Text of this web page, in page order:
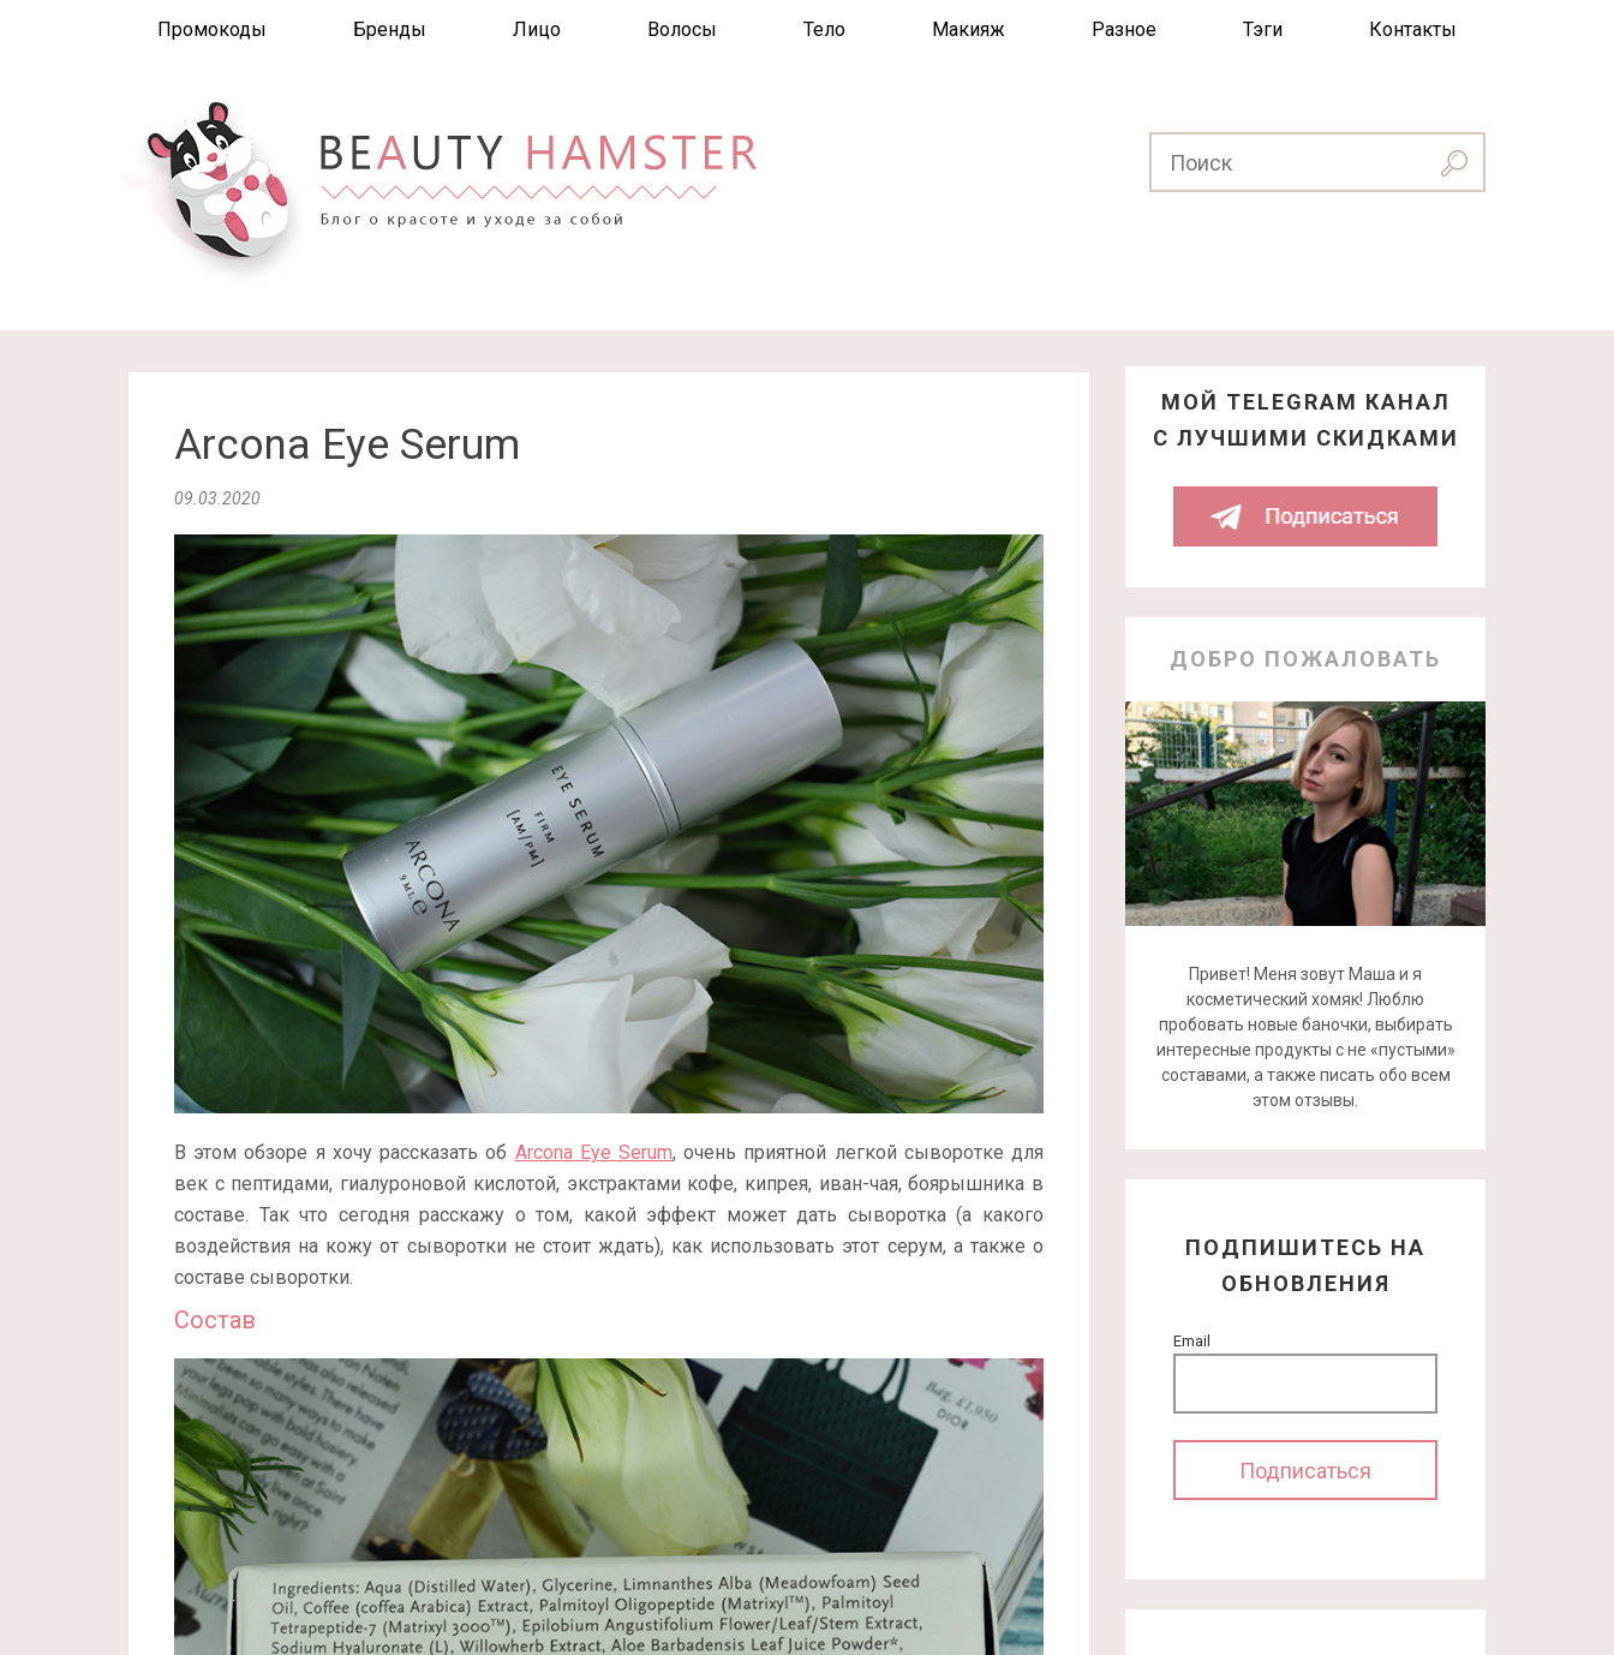
Промокоды Бренды Лицо Волосы Тело Макияж Разное Тэги Контакты
Arcona Eye Serum
09.03.2020
В этом обзоре я хочу рассказать об Arcona Eye Serum, очень приятной легкой сыворотке для
век с пептидами, гиалуроновой кислотой, экстрактами кофе, кипрея, иван-чая, боярышника в
составе. Так что сегодня расскажу о том, какой эффект может дать сыворотка (а какого
воздействия на кожу от сыворотки не стоит ждать), как использовать этот серум, а также о
составе сыворотки.
Состав
МОЙ TELEGRAM КАНАЛ
С ЛУЧШИМИ СКИДКАМИ
ДОБРО ПОЖАЛОВАТЬ
Привет! Меня зовут Маша и я
косметический хомяк! Люблю
пробовать новые баночки, выбирать
интересные продукты с не «пустыми»
составами, а также писать обо всем
этом отзывы.
ПОДПИШИТЕСЬ НА
ОБНОВЛЕНИЯ
Email